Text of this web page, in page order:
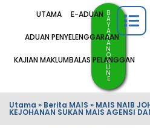
UTAMA E-ADUAN
ADUAN PENYELENGGARAAN
KAJIAN MAKLUMBALAS PELANGGAN
B
A
Y
A
R
A
N
O
N
LI
N
E
Utama » Berita MAIS » MAIS NAIB
KEJOHANAN SUKAN MAIS AGENSI